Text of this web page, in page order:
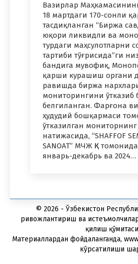
Вазирлар
18 мартдаги 170-сонли
тасдиқланган “Биржа
юқори ликвидли ва
турдаги маҳсулотларни
тартиби тўғрисида”ги
бандига мувофиқ,
қарши курашиш органи
равишда биржа
мониторингини ўтказиб
белгиланган. Фарғона
ҳудудий бошқармаси
ўтказилган мониторнинг
натижасида, “SHAFFOF
SANOAT” МЧЖ ҚК
январь-декабрь ва 2024…
© 2026 - Ўзбекистон
ривожлантириш ва
қилиш
Материаллардан фойдаланганда,
кўрсатилиши